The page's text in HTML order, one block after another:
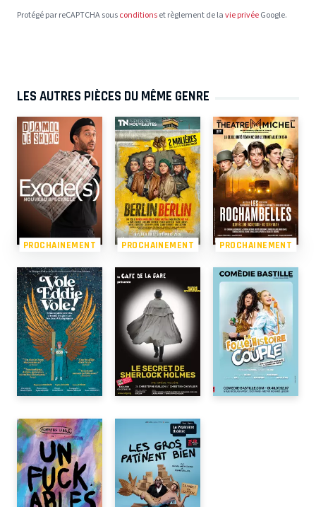
Protégé par reCAPTCHA sousconditionset règlement de lavie privéeGoogle.
LES AUTRES PIÈCES DU MÊME GENRE
PROCHAINEMENT PROCHAINEMENT PROCHAINEMENT